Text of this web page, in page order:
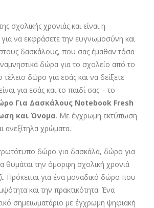
σχολικής χρονιάς και είναι η
να εκφράσετε την ευγνωμοσύνη και
δασκάλους, που σας έμαθαν τόσα
δώρα για το σχολείο από το
τέλειο δώρο για εσάς και να δείξετε
για εσάς και το παιδί σας – το
Για Δασκάλους Notebook Fresh
και Όνομα. Με έγχρωμη εκτύπωση
ανεξίτηλα χρώματα.
δώρο για δασκάλα, δώρο για
θυμάται την όμορφη σχολική χρονιά
Πρόκειται για ένα μοναδικό δώρο που
και την πρακτικότητα. Ένα
σημειωματάριο με έγχρωμη ψηφιακή